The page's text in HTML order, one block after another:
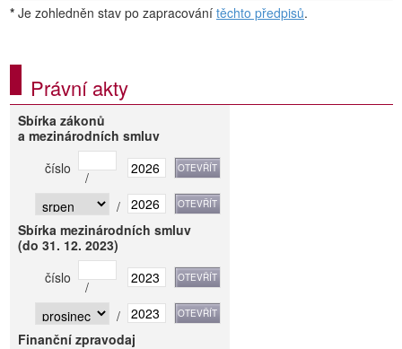
* Je zohledněn stav po zapracování těchto předpisů.
Právní akty
Sbírka zákonů
a mezinárodních smluv
číslo
/
/
Sbírka mezinárodních smluv
(do 31. 12. 2023)
číslo
/
/
Finanční zpravodaj